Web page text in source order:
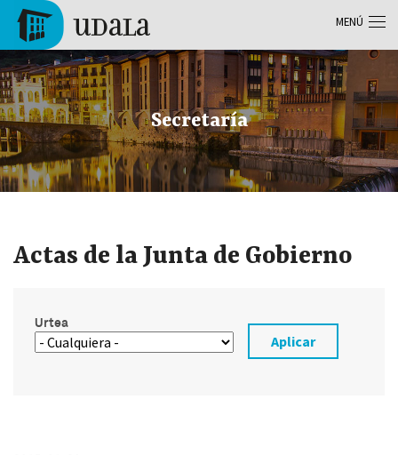
Pasar al contenido principal
Tolosa
Secretaría
Actas de la Junta de Gobierno
Urtea
Aplicar
MENÚ